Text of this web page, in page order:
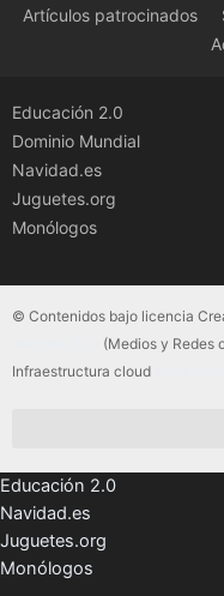
Artículos patrocinados
Educación 2.0
Dominio Mundial
Navidad.es
Juguetes.org
Monólogos
© Contenidos bajo licencia
(Medios y Redes
Infraestructura cloud
Educación 2.0
Navidad.es
Juguetes.org
Monólogos